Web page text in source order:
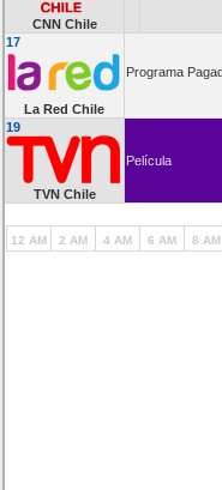
CNN Chile
17
La Red Chile
Programa
19
TVN Chile
Película
12 AM 2 AM 4 AM 6 AM 8 AM